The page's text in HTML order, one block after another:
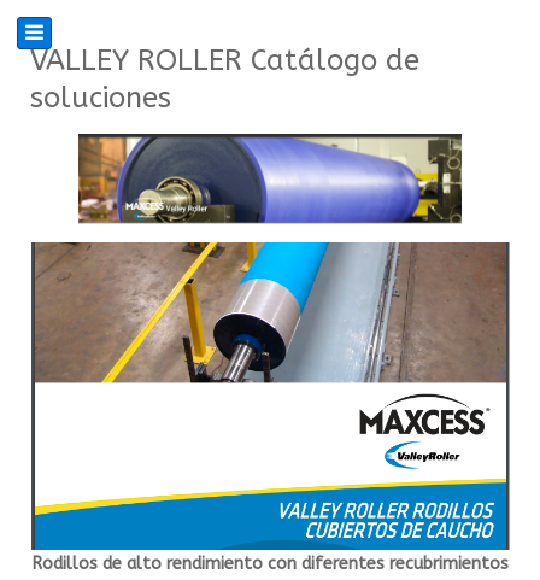
VALLEY ROLLER Catálogo de
soluciones
Rodillos de alto rendimiento con diferentes recubrimientos